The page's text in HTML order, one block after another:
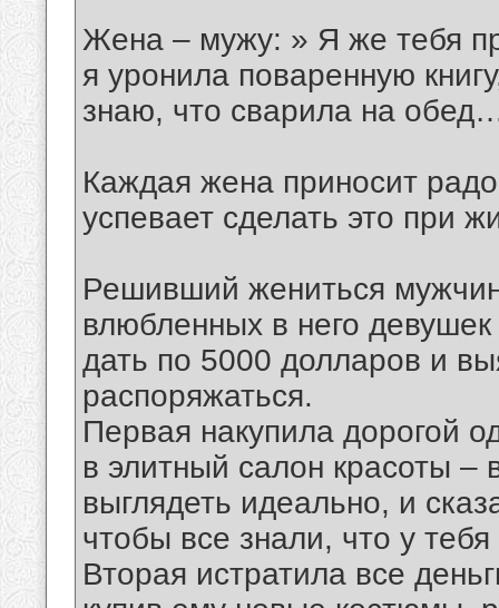
Жена – мужу: » Я же тебя
я уронила поваренную
знаю, что сварила на
Каждая жена приносит
успевает сделать это при
Решивший жениться
влюбленных в него
дать по 5000 долларов и
распоряжаться.
Первая накупила дорогой
в элитный салон красоты
выглядеть идеально, и
чтобы все знали, что у
Вторая истратила все